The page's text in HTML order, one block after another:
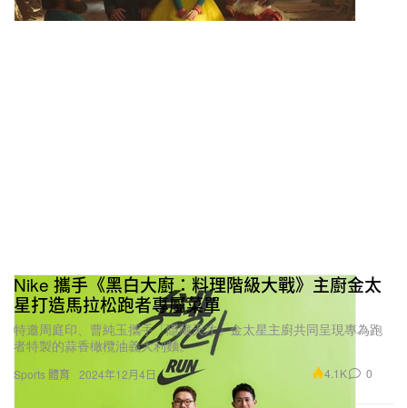
Sports 體育
Nike 攜手《黑白大廚：料理階級大戰》主廚金太
星打造馬拉松跑者專屬菜單
特邀周庭印、曹純玉攜手「隱藏天才」金太星主廚共同呈現專為跑
者特製的蒜香橄欖油義大利麵。
2024年12月4日 4.1K 0